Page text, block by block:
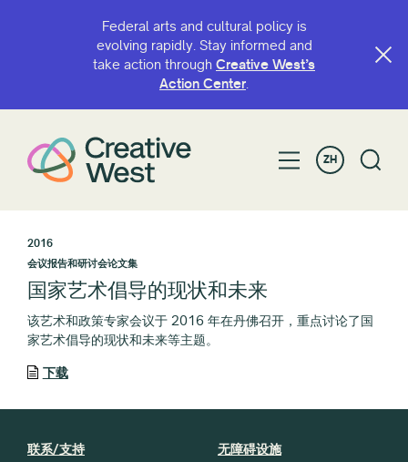
Federal arts and cultural policy is
evolving rapidly. Stay informed and
take action through Creative West’s
Action Center.
ZH
2016
会议报告和研讨会论文集
国家艺术倡导的现状和未来
该艺术和政策专家会议于 2016 年在丹佛召开，重点讨论了国
家艺术倡导的现状和未来等主题。
下载
联系/支持 无障碍设施